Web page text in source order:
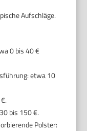
Aufschläge.
0 bis 40 €
etwa 10
bis 150 €.
Polster: